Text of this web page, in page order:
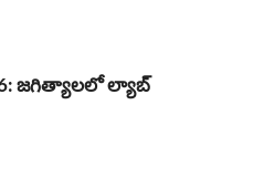
జగిత్యాలలో ల్యాబ్